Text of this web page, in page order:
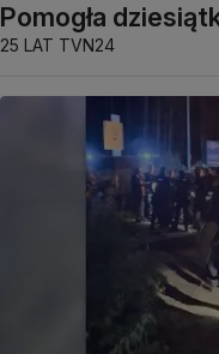
Pomogła
25 LAT TVN24